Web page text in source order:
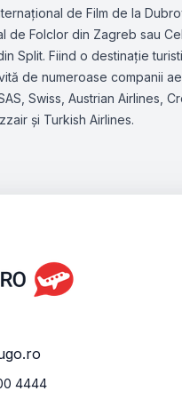
de Film de la
de Folclor din Zagreb sau
Split. Fiind o destinație
de numeroase companii
Swiss, Austrian Airlines,
și Turkish Airlines.
4444